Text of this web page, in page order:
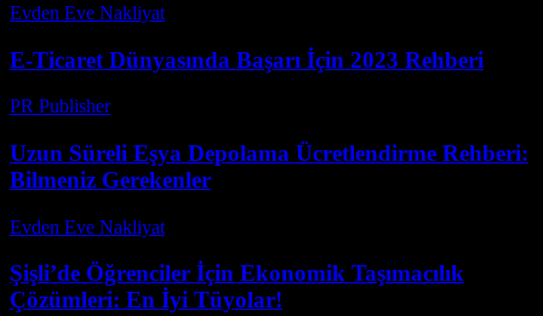
Evden Eve Nakliyat
E-Ticaret Dünyasında Başarı İçin 2023 Rehberi
PR Publisher-
Uzun Süreli Eşya Depolama Ücretlendirme Rehberi:
Bilmeniz Gerekenler
Evden Eve Nakliyat
Şişli’de Öğrenciler İçin Ekonomik Taşımacılık
Çözümleri: En İyi Tüyolar!